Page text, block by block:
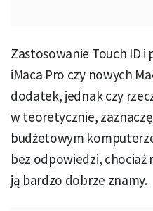
Zastosowanie Touch ID i
iMaca Pro czy nowych
dodatek, jednak czy
w teoretycznie,
budżetowym
bez odpowiedzi, chociaż
ją bardzo dobrze znamy.